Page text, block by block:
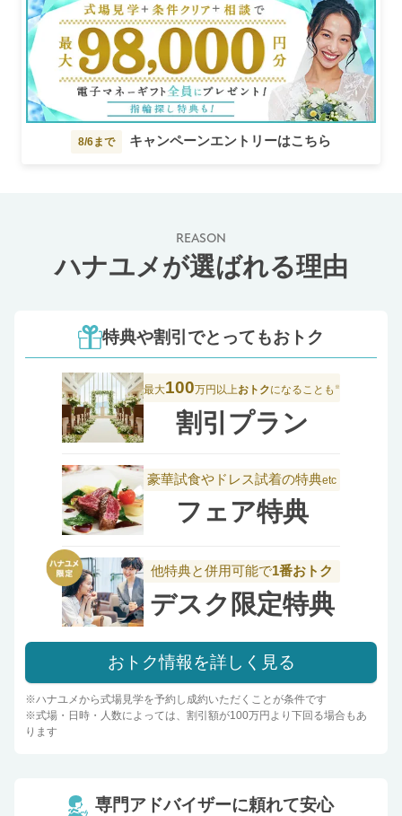
8/6まで キャンペーンエントリーはこちら
REASON
ハナユメが選ばれる理由
特典や割引でとってもおトク
最大100万円以上おトクになることも ※
割引プラン
豪華試食やドレス試着の特典etc
フェア特典
他特典と併用可能で1番おトク
デスク限定特典
おトク情報を詳しく見る
※ハナユメから式場見学を予約し成約いただくことが条件です
※式場・日時・人数によっては、割引額が100万円より下回る場合もあ
ります
専門アドバイザーに頼れて安心